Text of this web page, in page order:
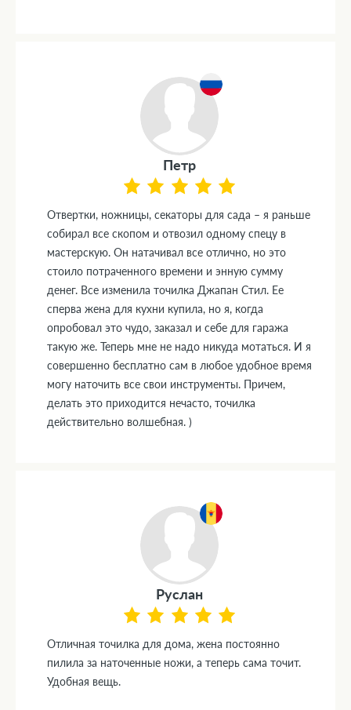
Петр
Отвертки, ножницы, секаторы для сада – я раньше
собирал все скопом и отвозил одному спецу в
мастерскую. Он натачивал все отлично, но это
стоило потраченного времени и энную сумму
денег. Все изменила точилка Джапан Стил. Ее
сперва жена для кухни купила, но я, когда
опробовал это чудо, заказал и себе для гаража
такую же. Теперь мне не надо никуда мотаться. И я
совершенно бесплатно сам в любое удобное время
могу наточить все свои инструменты. Причем,
делать это приходится нечасто, точилка
действительно волшебная. )
Руслан
Отличная точилка для дома, жена постоянно
пилила за наточенные ножи, а теперь сама точит.
Удобная вещь.